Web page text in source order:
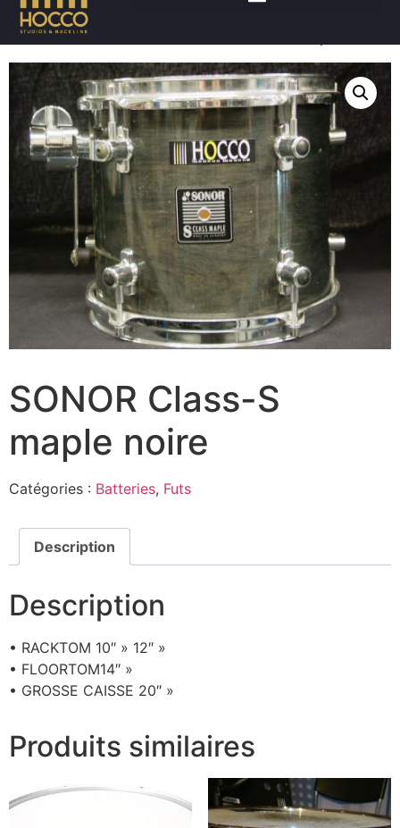
Accueil/Batteries
SONOR Class-S
maple noire
Catégories : Batteries, Futs
Description
Description
• RACKTOM 10″ » 12″ »
• FLOORTOM14″ »
• GROSSE CAISSE 20″ »
Produits similaires